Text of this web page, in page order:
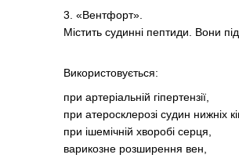
3. «Вентфорт».
Містить судинні пептиди. Вони
Використовується:
при артеріальній гіпертензії,
при атеросклерозі судин нижніх
при ішемічній хворобі серця,
варикозне розширення вен,